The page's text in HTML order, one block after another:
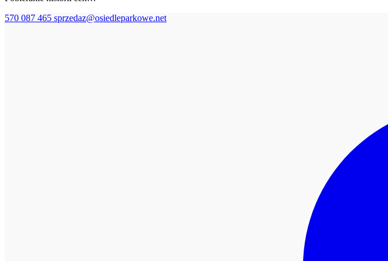
570 087 465 sprzedaz@osiedleparkowe.net